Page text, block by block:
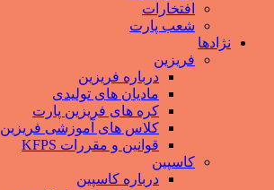
افتخارات
شعب پارت
نژادها
فریزین
درباره فریزین
مادیان های تولیدی
کره های فریزین پارت
کلاس های آموزشی فریزین
قوانین و مقررات KFPS
کاسپین
درباره کاسپین